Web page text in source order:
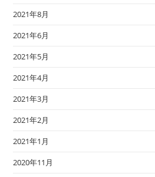
2021年8月
2021年6月
2021年5月
2021年4月
2021年3月
2021年2月
2021年1月
2020年11月